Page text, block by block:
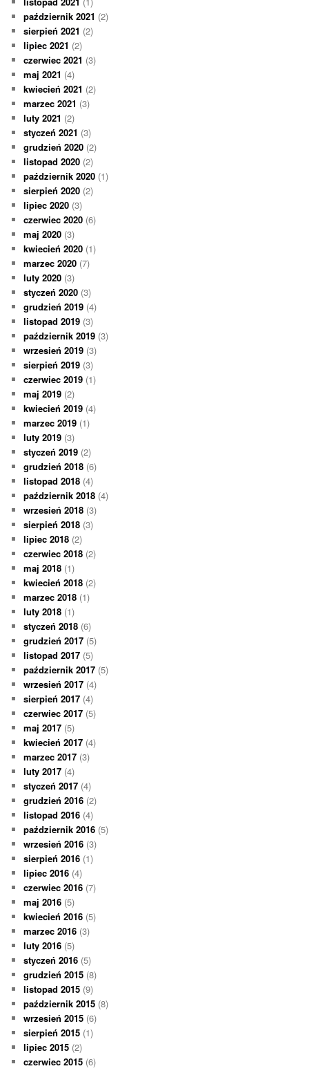
październik 2021 (2)
sierpień 2021 (2)
lipiec 2021 (2)
czerwiec 2021 (3)
maj 2021 (4)
kwiecień 2021 (2)
marzec 2021 (3)
luty 2021 (2)
styczeń 2021 (3)
grudzień 2020 (2)
listopad 2020 (2)
październik 2020 (1)
sierpień 2020 (2)
lipiec 2020 (3)
czerwiec 2020 (6)
maj 2020 (3)
kwiecień 2020 (1)
marzec 2020 (7)
luty 2020 (3)
styczeń 2020 (3)
grudzień 2019 (4)
listopad 2019 (3)
październik 2019 (3)
wrzesień 2019 (3)
sierpień 2019 (3)
czerwiec 2019 (1)
maj 2019 (2)
kwiecień 2019 (4)
marzec 2019 (1)
luty 2019 (3)
styczeń 2019 (2)
grudzień 2018 (6)
listopad 2018 (4)
październik 2018 (4)
wrzesień 2018 (3)
sierpień 2018 (3)
lipiec 2018 (2)
czerwiec 2018 (2)
maj 2018 (1)
kwiecień 2018 (2)
marzec 2018 (1)
luty 2018 (1)
styczeń 2018 (6)
grudzień 2017 (5)
listopad 2017 (5)
październik 2017 (5)
wrzesień 2017 (4)
sierpień 2017 (4)
czerwiec 2017 (5)
maj 2017 (5)
kwiecień 2017 (4)
marzec 2017 (3)
luty 2017 (4)
styczeń 2017 (4)
grudzień 2016 (2)
listopad 2016 (4)
październik 2016 (5)
wrzesień 2016 (3)
sierpień 2016 (1)
lipiec 2016 (4)
czerwiec 2016 (7)
maj 2016 (5)
kwiecień 2016 (5)
marzec 2016 (3)
luty 2016 (5)
styczeń 2016 (5)
grudzień 2015 (8)
listopad 2015 (9)
październik 2015 (8)
wrzesień 2015 (6)
sierpień 2015 (1)
lipiec 2015 (2)
czerwiec 2015 (6)